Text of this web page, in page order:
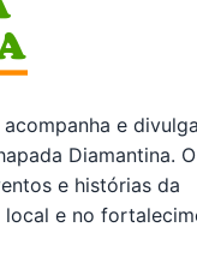
e
Diamantina. O
e histórias da
e no